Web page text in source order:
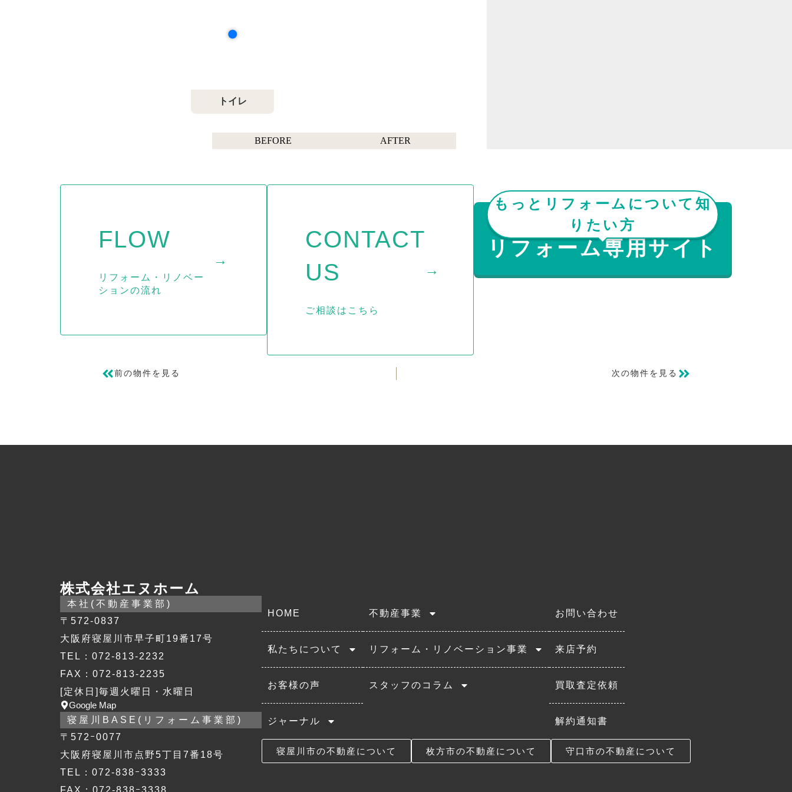
トイレ
BEFORE AFTER
FLOW
リフォーム・リノベー
ションの流れ
→
CONTACT
US
ご相談はこちら
→
もっとリフォームについて知
りたい方
リフォーム専用サイト
前の物件を見る 次の物件を見る
株式会社エヌホーム
本社(不動産事業部)
〒572-0837
大阪府寝屋川市早子町19番17号
TEL：072-813-2232
FAX：072-813-2235
[定休日]毎週火曜日・水曜日
Google Map
寝屋川BASE(リフォーム事業部)
〒572ｰ0077
大阪府寝屋川市点野5丁目7番18号
TEL：072-838ｰ3333
FAX：072-838ｰ3338
HOME
私たちについて
お客様の声
ジャーナル
不動産事業
リフォーム・リノベーション事業
スタッフのコラム
お問い合わせ
来店予約
買取査定依頼
解約通知書
寝屋川市の不動産について 枚方市の不動産について 守口市の不動産について